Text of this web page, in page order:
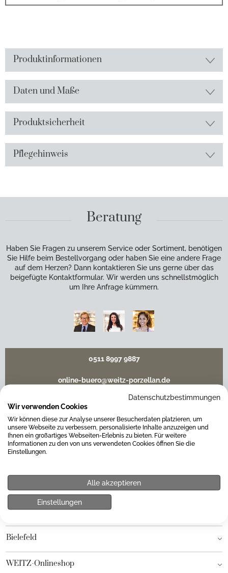
Produktinformationen
Daten und Maße
Produktsicherheit
Pflegehinweis
Beratung
Haben Sie Fragen zu unserem Service oder Sortiment, benötigen
Sie Hilfe beim Bestellvorgang oder haben Sie eine andere Frage
auf dem Herzen? Dann kontaktieren Sie uns gerne über das
beigefügte Kontaktformular. Wir werden uns schnellstmöglich
um Ihre Anfrage kümmern.
0511 8997 9887
online-buero@weitz-porzellan.de
Unsere Häuser
Hamburg am Neuen Wall
Hamburg AEZ
Bielefeld
WEITZ-Onlineshop
Datenschutzbestimmungen
Wir verwenden Cookies
Wir können diese zur Analyse unserer Besucherdaten platzieren, um
unsere Webseite zu verbessern, personalisierte Inhalte anzuzeigen und
Ihnen ein großartiges Webseiten-Erlebnis zu bieten. Für weitere
Informationen zu den von uns verwendeten Cookies öffnen Sie die
Einstellungen.
Alle akzeptieren
Einstellungen